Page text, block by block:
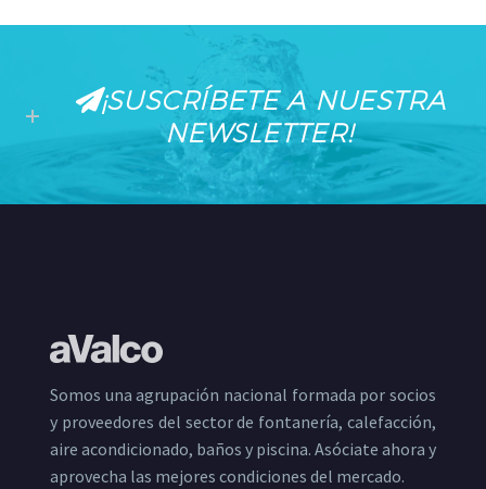
¡SUSCRÍBETE A NUESTRA
NEWSLETTER!
Somos una agrupación nacional formada por socios
y proveedores del sector de fontanería, calefacción,
aire acondicionado, baños y piscina. Asóciate ahora y
aprovecha las mejores condiciones del mercado.